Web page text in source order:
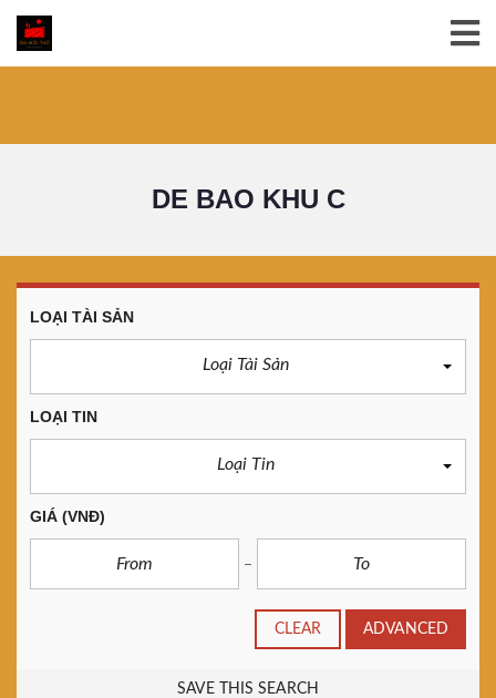
DE BAO KHU C
LOẠI TÀI SẢN
Loại Tài Sản
LOẠI TIN
Loại Tin
GIÁ (VNĐ)
CLEAR ADVANCED
SAVE THIS SEARCH